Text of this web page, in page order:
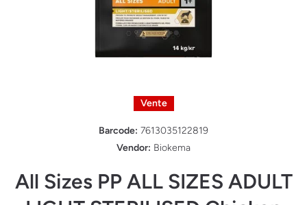
Vente
Barcode: 7613035122819
Vendor: Biokema
All Sizes PP ALL SIZES ADULT